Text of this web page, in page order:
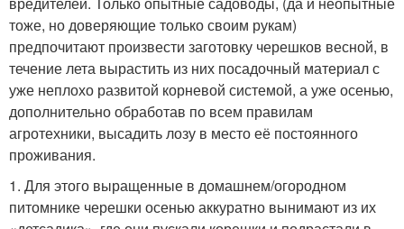
тоже, но доверяющие только своим рукам)
предпочитают произвести заготовку черешков весной, в
течение лета вырастить из них посадочный материал с
уже неплохо развитой корневой системой, а уже осенью,
дополнительно обработав по всем правилам
агротехники, высадить лозу в место её постоянного
проживания.
1. Для этого выращенные в домашнем/огородном
питомнике черешки осенью аккуратно вынимают из их